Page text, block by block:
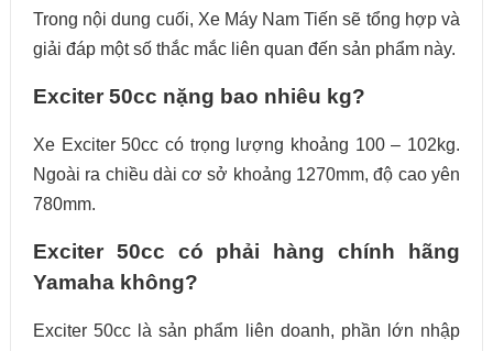
Trong nội dung cuối, Xe Máy Nam Tiến sẽ tổng hợp và
giải đáp một số thắc mắc liên quan đến sản phẩm này.
Exciter 50cc nặng bao nhiêu kg?
Xe Exciter 50cc có trọng lượng khoảng 100 – 102kg.
Ngoài ra chiều dài cơ sở khoảng 1270mm, độ cao yên
780mm.
Exciter 50cc có phải hàng chính hãng
Yamaha không?
Exciter 50cc là sản phẩm liên doanh, phần lớn nhập